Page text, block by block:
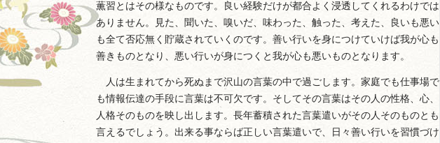
薫習とはその様なものです。良い経験だけが都合よく浸透してくれるわけでは
ありません。見た、聞いた、嗅いだ、味わった、触った、考えた、良いも悪い
も全て否応無く貯蔵されていくのです。善い行いを身につけていけば我が心も
善きものとなり、悪い行いが身につくと我が心も悪いものとなります。
人は生まれてから死ぬまで沢山の言葉の中で過ごします。家庭でも仕事場で
も情報伝達の手段に言葉は不可欠です。そしてその言葉はその人の性格、心、
人格そのものを映し出します。長年蓄積された言葉遣いがその人そのものとも
言えるでしょう。出来る事ならば正しい言葉遣いで、日々善い行いを習慣づけ